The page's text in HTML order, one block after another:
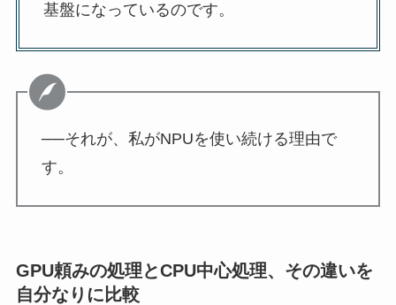
基盤になっているのです。
──それが、私がNPUを使い続ける理由で
す。
GPU頼みの処理とCPU中心処理、その違いを
自分なりに比較